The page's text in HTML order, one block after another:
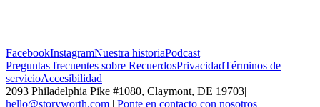
FacebookInstagramNuestra historiaPodcast
Preguntas frecuentes sobre RecuerdosPrivacidadTérminos de
servicioAccesibilidad
2093 Philadelphia Pike #1080, Claymont, DE 19703|
hello@storyworth.com | Ponte en contacto con nosotros